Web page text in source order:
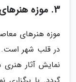
3. موزه هنرهای معاصر تهران
موزه هنرهای
در قلب شهر است.
نمایش آثار هنری